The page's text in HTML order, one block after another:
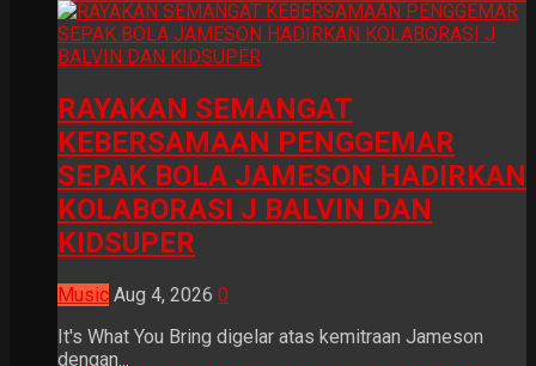
RAYAKAN SEMANGAT
KEBERSAMAAN PENGGEMAR
SEPAK BOLA JAMESON HADIRKAN
KOLABORASI J BALVIN DAN
KIDSUPER
Music Aug 4, 2026 0
It's What You Bring digelar atas kemitraan Jameson
dengan...